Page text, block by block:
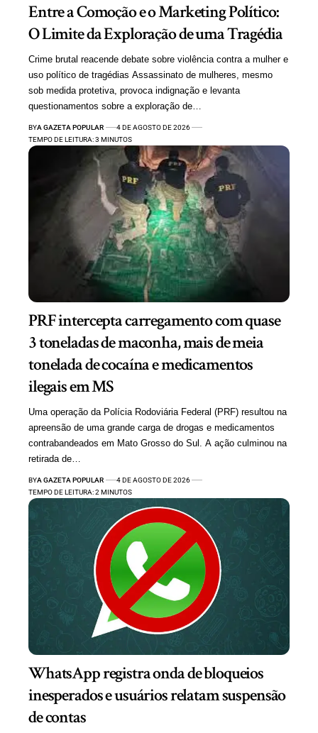
Entre a Comoção e o Marketing Político:
O Limite da Exploração de uma Tragédia
Crime brutal reacende debate sobre violência contra a mulher e
uso político de tragédias Assassinato de mulheres, mesmo
sob medida protetiva, provoca indignação e levanta
questionamentos sobre a exploração de…
BYA GAZETA POPULAR
4 DE AGOSTO DE 2026
TEMPO DE LEITURA: 3 MINUTOS
PRF intercepta carregamento com quase
3 toneladas de maconha, mais de meia
tonelada de cocaína e medicamentos
ilegais em MS
Uma operação da Polícia Rodoviária Federal (PRF) resultou na
apreensão de uma grande carga de drogas e medicamentos
contrabandeados em Mato Grosso do Sul. A ação culminou na
retirada de…
BYA GAZETA POPULAR
4 DE AGOSTO DE 2026
TEMPO DE LEITURA: 2 MINUTOS
WhatsApp registra onda de bloqueios
inesperados e usuários relatam suspensão
de contas